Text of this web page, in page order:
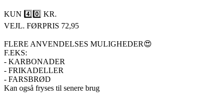
KUN 4️⃣0️⃣ KR.
VEJL. FØRPRIS 72,95
FLERE ANVENDELSES MULIGHEDER😍
F.EKS:
- KARBONADER
- FRIKADELLER
- FARSBRØD
Kan også fryses til senere brug